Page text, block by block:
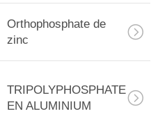
Orthophosphate de
zinc
TRIPOLYPHOSPHATE
EN ALUMINIUM